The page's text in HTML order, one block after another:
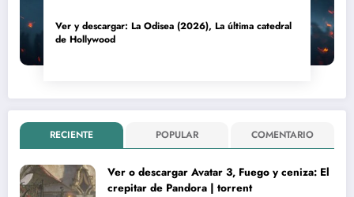
Ver y descargar: La Odisea (2026), La última catedral
de Hollywood
RECIENTE POPULAR COMENTARIO
Ver o descargar Avatar 3, Fuego y ceniza: El
crepitar de Pandora | torrent